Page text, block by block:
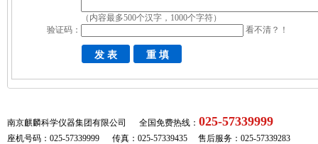
（内容最多500个汉字，1000个字符）
验证码：
看不清？！
南京麒麟科学仪器集团有限公司 全国免费热线： 025-57339999
座机号码：025-57339999 传真：025-57339435 售后服务：025-57339283